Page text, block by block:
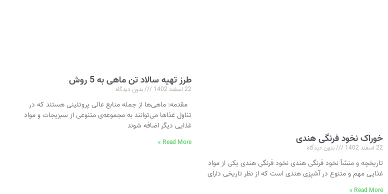
خوراک نخود فرنگی هندی
22 اسفند 1402 بدون دیدگاه
تاریخچه و منشأ نخود فرنگی هندی نخود فرنگی هندی یکی از مواد
غذایی مهم و متنوع در آشپزی هندی است که از نظر تاریخی دارای
Read More »
طرز تهیه سالاد تن ماهی به 5 روش
22 اسفند 1402 بدون دیدگاه
مقدمه: ماهی‌ها از جمله منابع عالی پروتئینی هستند که در
تناول غذاها می‌توانند به مجموعه‌ی متنوعی از سبزیجات و مواد
غذایی دیگر اضافه شوند
Read More »